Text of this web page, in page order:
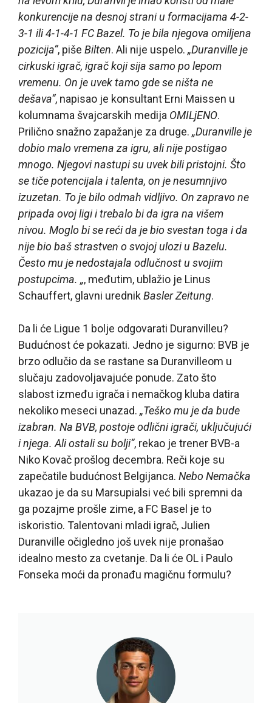
konkurencije na desnoj strani u formacijama 4-2-
3-1 ili 4-1-4-1 FC Bazel. To je bila njegova omiljena
pozicija“, piše Bilten. Ali nije uspelo. „Duranville je
cirkuski igrač, igrač koji sija samo po lepom
vremenu. On je uvek tamo gde se ništa ne
dešava“, napisao je konsultant Erni Maissen u
kolumnama švajcarskih medija OMILjENO.
Prilično snažno zapažanje za druge. „Duranville je
dobio malo vremena za igru, ali nije postigao
mnogo. Njegovi nastupi su uvek bili pristojni. Što
se tiče potencijala i talenta, on je nesumnjivo
izuzetan. To je bilo odmah vidljivo. On zapravo ne
pripada ovoj ligi i trebalo bi da igra na višem
nivou. Moglo bi se reći da je bio svestan toga i da
nije bio baš strastven o svojoj ulozi u Bazelu.
Često mu je nedostajala odlučnost u svojim
postupcima. „, međutim, ublažio je Linus
Schauffert, glavni urednikBasler Zeitung.
Da li će Ligue 1 bolje odgovarati Duranvilleu?
Budućnost će pokazati. Jedno je sigurno: BVB je
brzo odlučio da se rastane sa Duranvilleom u
slučaju zadovoljavajuće ponude. Zato što
slabost između igrača i nemačkog kluba datira
nekoliko meseci unazad. „Teško mu je da bude
izabran. Na BVB, postoje odlični igrači, uključujući
i njega. Ali ostali su bolji“, rekao je trener BVB-a
Niko Kovač prošlog decembra. Reči koje su
zapečatile budućnost Belgijanca. Nebo Nemačka
ukazao je da su Marsupialsi već bili spremni da
ga pozajme prošle zime, a FC Basel je to
iskoristio. Talentovani mladi igrač, Julien
Duranville očigledno još uvek nije pronašao
idealno mesto za cvetanje. Da li će OL i Paulo
Fonseka moći da pronađu magičnu formulu?